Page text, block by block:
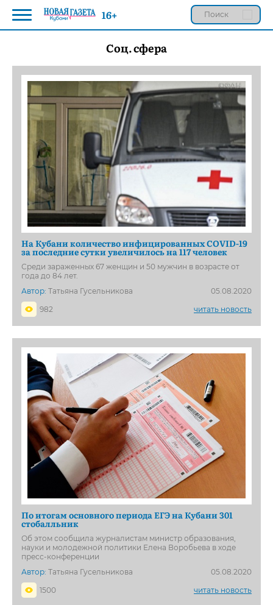
Соц. сфера
На Кубани количество инфицированных COVID-19
за последние сутки увеличилось на 117 человек
Среди зараженных 67 женщин и 50 мужчин в возрасте от
года до 84 лет.
Автор: Татьяна Гусельникова
05.08.2020
982
читать новость
По итогам основного периода ЕГЭ на Кубани 301
стобалльник
Об этом сообщила журналистам министр образования,
науки и молодежной политики Елена Воробьева в ходе
пресс-конференции
Автор: Татьяна Гусельникова
05.08.2020
1500
читать новость
16+